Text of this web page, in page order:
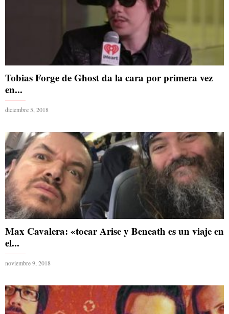
Tobias Forge de Ghost da la cara por primera vez
en...
diciembre 5, 2018
Max Cavalera: «tocar Arise y Beneath es un viaje en
el...
noviembre 9, 2018